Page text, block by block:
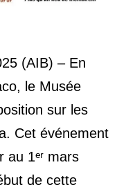
(AIB) – En
le Musée
sur les
Cet événement
1ᵉʳ mars
de cette